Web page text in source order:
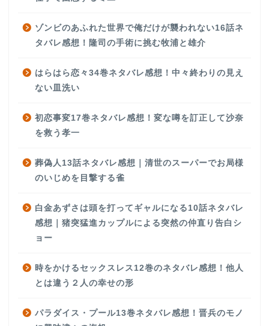
ゾンビのあふれた世界で俺だけが襲われない16話ネ
タバレ感想！隆司の手術に挑む牧浦と雄介
はらはら恋々34巻ネタバレ感想！中々終わりの見え
ない皿洗い
初恋事変17巻ネタバレ感想！変な噂を訂正して沙奈
を救う孝一
葬偽人13話ネタバレ感想｜清世のスーパーでお局様
のいじめを目撃する雀
白金あずさは頭を打ってギャルになる10話ネタバレ
感想｜猪突猛進カップルによる突然の仲直り告白シ
ョー
時をかけるセックスレス12巻のネタバレ感想！他人
とは違う２人の幸せの形
パラダイス・プール13巻ネタバレ感想！晋兵のモノ